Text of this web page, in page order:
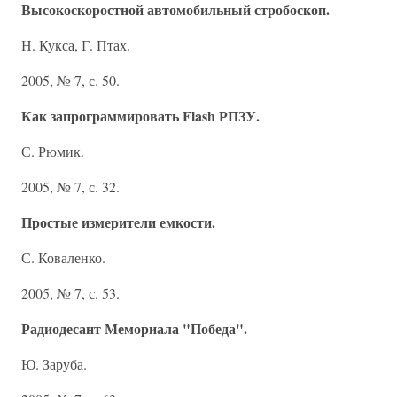
Высокоскоростной автомобильный стробоскоп.
Н. Кукса, Г. Птах.
2005, № 7, с. 50.
Как запрограммировать Flash РПЗУ.
С. Рюмик.
2005, № 7, с. 32.
Простые измерители емкости.
С. Коваленко.
2005, № 7, с. 53.
Радиодесант Мемориала "Победа".
Ю. Заруба.